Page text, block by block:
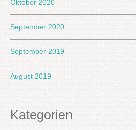
Oktober 2020
September 2020
September 2019
August 2019
Kategorien